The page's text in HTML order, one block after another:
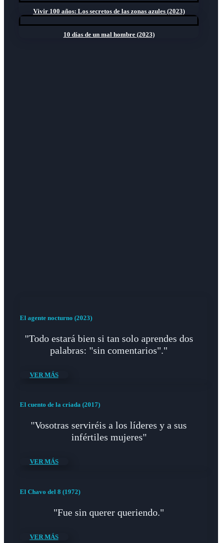
Vivir 100 años: Los secretos de las zonas azules (2023)
10 días de un mal hombre (2023)
El agente nocturno (2023)
"Todo estará bien si tan solo aprendes dos
palabras: "sin comentarios"."
VER MÁS
El cuento de la criada (2017)
"Vosotras serviréis a los líderes y a sus
infértiles mujeres"
VER MÁS
El Chavo del 8 (1972)
"Fue sin querer queriendo."
VER MÁS